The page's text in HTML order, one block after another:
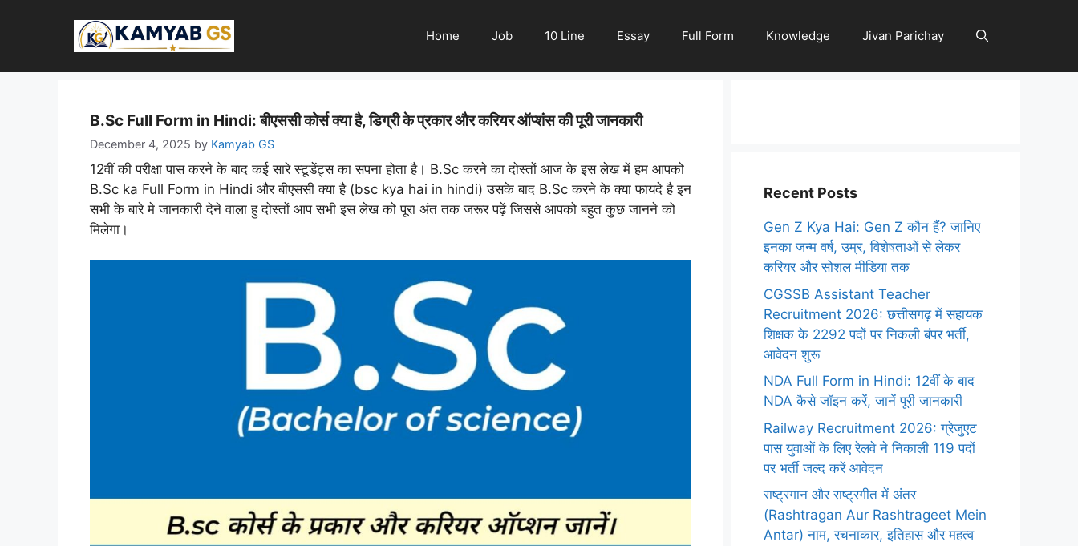
Home Job 10 Line Essay Full Form Knowledge Jivan Parichay
B.Sc Full Form in Hindi: बीएससी कोर्स क्या है, डिग्री के प्रकार और करियर ऑप्शंस की पूरी जानकारी
December 4, 2025 by Kamyab GS
12वीं की परीक्षा पास करने के बाद कई सारे स्टूडेंट्स का सपना होता है। B.Sc करने का दोस्तों आज के इस लेख में हम आपको
B.Sc ka Full Form in Hindi और बीएससी क्या है (bsc kya hai in hindi) उसके बाद B.Sc करने के क्या फायदे है इन
सभी के बारे मे जानकारी देने वाला हु दोस्तों आप सभी इस लेख को पूरा अंत तक जरूर पढ़ें जिससे आपको बहुत कुछ जानने को
मिलेगा।
Recent Posts
Gen Z Kya Hai: Gen Z कौन हैं? जानिए
इनका जन्म वर्ष, उम्र, विशेषताओं से लेकर
करियर और सोशल मीडिया तक
CGSSB Assistant Teacher
Recruitment 2026: छत्तीसगढ़ में सहायक
शिक्षक के 2292 पदों पर निकली बंपर भर्ती,
आवेदन शुरू
NDA Full Form in Hindi: 12वीं के बाद
NDA कैसे जॉइन करें, जानें पूरी जानकारी
Railway Recruitment 2026: ग्रेजुएट
पास युवाओं के लिए रेलवे ने निकाली 119 पदों
पर भर्ती जल्द करें आवेदन
राष्ट्रगान और राष्ट्रगीत में अंतर
(Rashtragan Aur Rashtrageet Mein
Antar) नाम, रचनाकार, इतिहास और महत्व